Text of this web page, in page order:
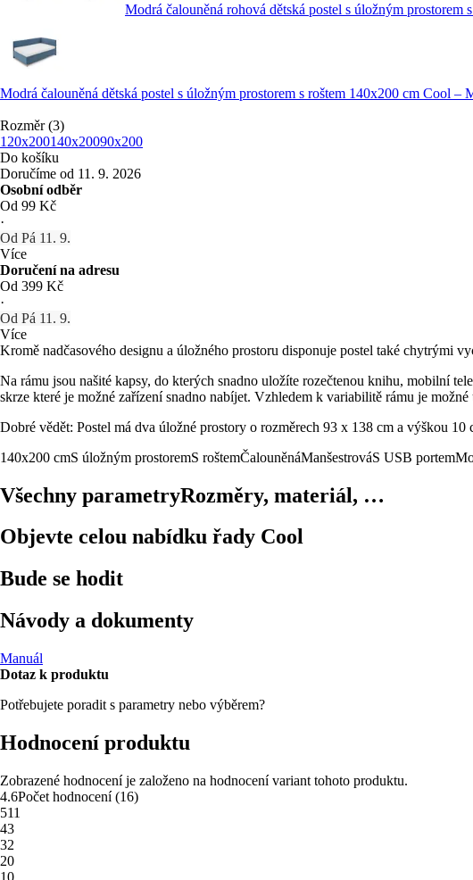
Modrá čalouněná rohová dětská postel s úložným
Modrá čalouněná dětská postel s úložným prostorem s roštem 140x200 cm Cool –
Rozměr (3)
120x200140x20090x200
Do košíku
Doručíme od 11. 9. 2026
Osobní odběr
Od 99 Kč
·
Od Pá 11. 9.
Více
Doručení na adresu
Od 399 Kč
·
Od Pá 11. 9.
Více
Kromě nadčasového designu a úložného prostoru disponuje postel také chytrými
Na rámu jsou našité kapsy, do kterých snadno uložíte rozečtenou knihu, mobilní
skrze které je možné zařízení snadno nabíjet. Vzhledem k variabilitě rámu je
Dobré vědět: Postel má dva úložné prostory o rozměrech 93 x 138 cm a výškou 10
140x200 cmS úložným prostoremS roštemČalouněnáManšestrováS USB portem
Všechny parametryRozměry, materiál, …
Objevte celou nabídku řady Cool
Bude se hodit
Návody a dokumenty
Manuál
Dotaz k produktu
Potřebujete poradit s parametry nebo výběrem?
Hodnocení produktu
Zobrazené hodnocení je založeno na hodnocení variant tohoto produktu.
4.6Počet hodnocení(16)
511
43
32
20
10